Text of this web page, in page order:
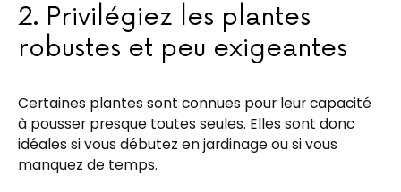
2. Privilégiez les plantes
robustes et peu exigeantes
Certaines plantes sont connues pour leur capacité
à pousser presque toutes seules. Elles sont donc
idéales si vous débutez en jardinage ou si vous
manquez de temps.